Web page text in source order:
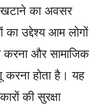
का अवसर
उद्देश्य आम लोगों
करना और सामाजिक
करना होता है। यह
की सुरक्षा